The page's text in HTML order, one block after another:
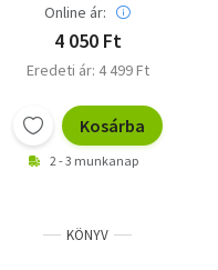
Online ár:
4 050 Ft
Eredeti ár: 4 499 Ft
Kosárba
2 - 3 munkanap
KÖNYV